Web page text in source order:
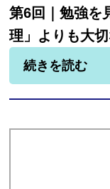
第6回｜勉強を
理」よりも大
続きを読む